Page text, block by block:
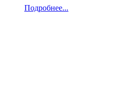
Подробнее...